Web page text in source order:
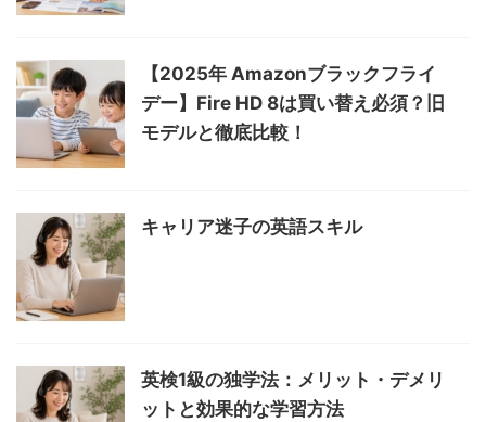
【2025年 Amazonブラックフライ
デー】Fire HD 8は買い替え必須？旧
モデルと徹底比較！
キャリア迷子の英語スキル
英検1級の独学法：メリット・デメリ
ットと効果的な学習方法